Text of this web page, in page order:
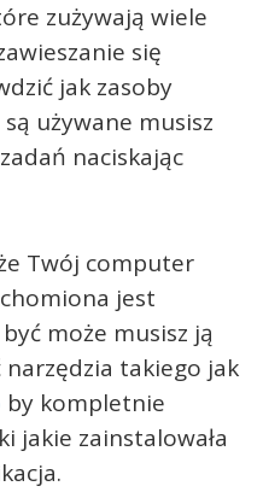
zużywają wiele
się
jak zasoby
używane musisz
naciskając
Twój computer
jest
może musisz ją
narzędzia takiego jak
by kompletnie
jakie zainstalowała